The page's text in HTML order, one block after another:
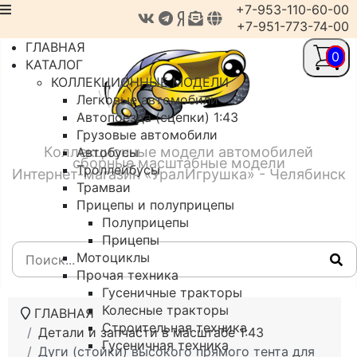
Коллекционные модели автомобилей
сборные масштабные модели
Интернет-магазин «УралИгрушка» - Челябинск
+7-953-110-60-00
+7-951-773-74-00
ГЛАВНАЯ
КАТАЛОГ
КОЛЛЕКЦИОННЫЕ МОДЕЛИ
Легковые автомобили
Автопоезда (сцепки) 1:43
Грузовые автомобили
Автобусы
Троллейбусы
Трамваи
Прицепы и полуприцепы
Полуприцепы
Прицепы
Мотоциклы
Прочая техника
Гусеничные тракторы
Колесные тракторы
Строительная техника
Гусеничная техника
ГЛАВНАЯ
Детали и запчасти в масштабе 1:43
Дуги (стойки) высокого прямого тента для
0